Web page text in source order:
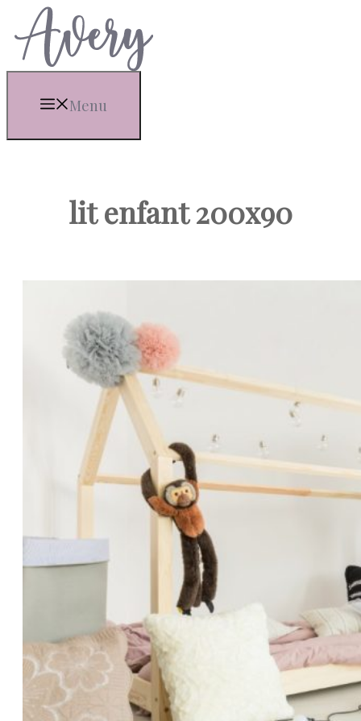
Aller
au
contenu
Menu
lit enfant 200x90